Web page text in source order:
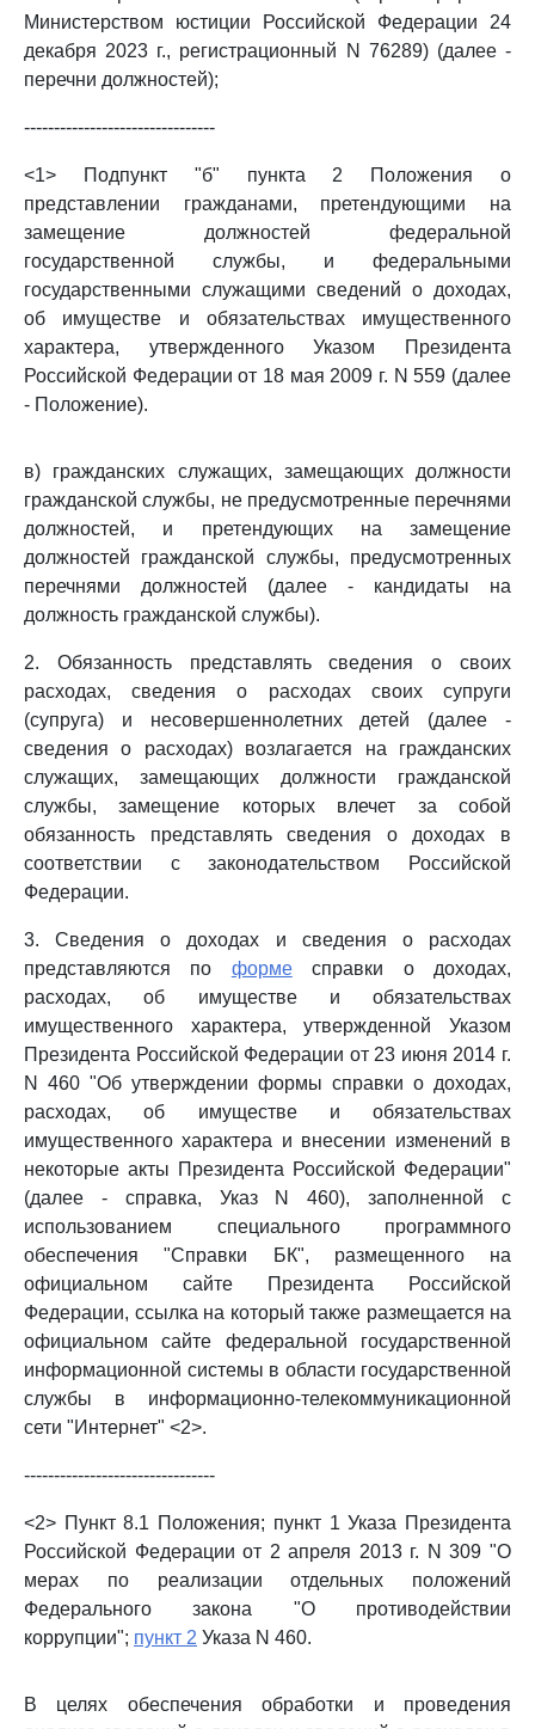
Министерством юстиции Российской Федерации 24
декабря 2023 г., регистрационный N 76289) (далее -
перечни должностей);
--------------------------------
<1> Подпункт "б" пункта 2 Положения о
представлении гражданами, претендующими на
замещение должностей федеральной
государственной службы, и федеральными
государственными служащими сведений о доходах,
об имуществе и обязательствах имущественного
характера, утвержденного Указом Президента
Российской Федерации от 18 мая 2009 г. N 559 (далее
- Положение).
в) гражданских служащих, замещающих должности
гражданской службы, не предусмотренные перечнями
должностей, и претендующих на замещение
должностей гражданской службы, предусмотренных
перечнями должностей (далее - кандидаты на
должность гражданской службы).
2. Обязанность представлять сведения о своих
расходах, сведения о расходах своих супруги
(супруга) и несовершеннолетних детей (далее -
сведения о расходах) возлагается на гражданских
служащих, замещающих должности гражданской
службы, замещение которых влечет за собой
обязанность представлять сведения о доходах в
соответствии с законодательством Российской
Федерации.
3. Сведения о доходах и сведения о расходах
представляются по формесправки о доходах,
расходах, об имуществе и обязательствах
имущественного характера, утвержденной Указом
Президента Российской Федерации от 23 июня 2014 г.
N 460 "Об утверждении формы справки о доходах,
расходах, об имуществе и обязательствах
имущественного характера и внесении изменений в
некоторые акты Президента Российской Федерации"
(далее - справка, Указ N 460), заполненной с
использованием специального программного
обеспечения "Справки БК", размещенного на
официальном сайте Президента Российской
Федерации, ссылка на который также размещается на
официальном сайте федеральной государственной
информационной системы в области государственной
службы в информационно-телекоммуникационной
сети "Интернет" <2>.
--------------------------------
<2> Пункт 8.1 Положения; пункт 1 Указа Президента
Российской Федерации от 2 апреля 2013 г. N 309 "О
мерах по реализации отдельных положений
Федерального закона "О противодействии
коррупции"; пункт 2 Указа N 460.
В целях обеспечения обработки и проведения